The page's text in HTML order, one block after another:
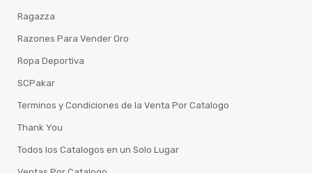
Ragazza
Razones Para Vender Oro
Ropa Deportiva
SCPakar
Terminos y Condiciones de la Venta Por Catalogo
Thank You
Todos los Catalogos en un Solo Lugar